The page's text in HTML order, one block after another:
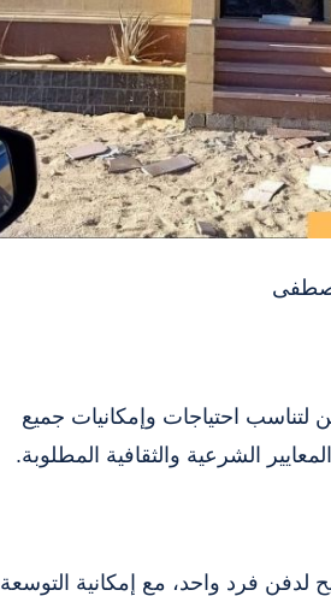
احتياجات وإمكانيات جميع
الشرعية والثقافية المطلوبة.
فرد واحد، مع إمكانية التوسعة